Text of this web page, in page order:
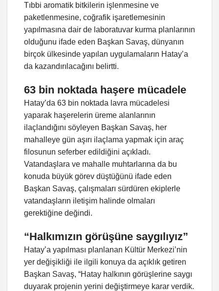
Tıbbi aromatik bitkilerin işlenmesine ve
paketlenmesine, coğrafik işaretlemesinin
yapılmasına dair de laboratuvar kurma planlarının
olduğunu ifade eden Başkan Savaş, dünyanın
birçok ülkesinde yapılan uygulamaların Hatay’a
da kazandırılacağını belirtti.
63 bin noktada haşere mücadele
Hatay’da 63 bin noktada lavra mücadelesi
yaparak haşerelerin üreme alanlarının
ilaçlandığını söyleyen Başkan Savaş, her
mahalleye gün aşırı ilaçlama yapmak için araç
filosunun seferber edildiğini açıkladı.
Vatandaşlara ve mahalle muhtarlarına da bu
konuda büyük görev düştüğünü ifade eden
Başkan Savaş, çalışmaları sürdüren ekiplerle
vatandaşların iletişim halinde olmaları
gerektiğine değindi.
“Halkımızın görüşüne saygılıyız”
Hatay’a yapılması planlanan Kültür Merkezi’nin
yer değişikliği ile ilgili konuya da açıklık getiren
Başkan Savaş, “Hatay halkının görüşlerine saygı
duyarak projenin yerini değiştirmeye karar verdik.